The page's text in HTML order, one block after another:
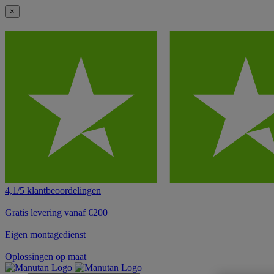
×
4,1/5 klantbeoordelingen
Gratis levering vanaf €200
Eigen montagedienst
Oplossingen op maat